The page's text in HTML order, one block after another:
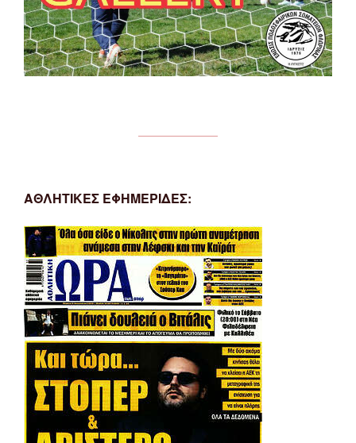
ΑΘΛΗΤΙΚΕΣ ΕΦΗΜΕΡΙΔΕΣ: